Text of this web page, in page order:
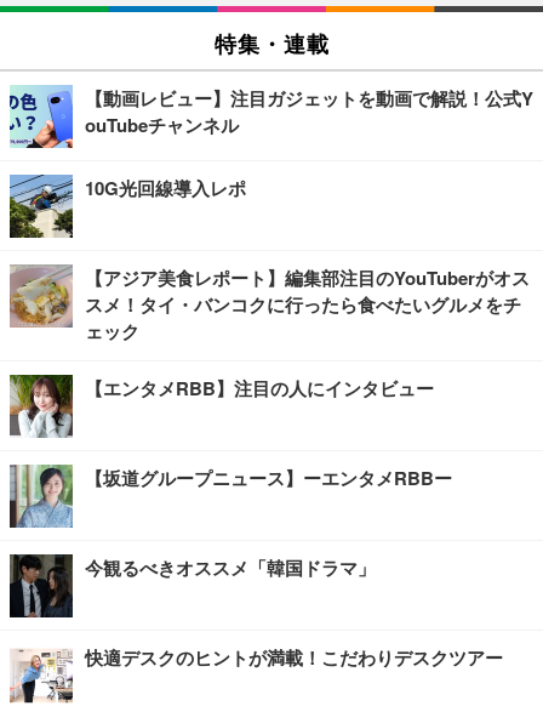
特集・連載
【動画レビュー】注目ガジェットを動画で解説！公式Y
ouTubeチャンネル
10G光回線導入レポ
【アジア美食レポート】編集部注目のYouTuberがオス
スメ！タイ・バンコクに行ったら食べたいグルメをチ
ェック
【エンタメRBB】注目の人にインタビュー
【坂道グループニュース】ーエンタメRBBー
今観るべきオススメ「韓国ドラマ」
快適デスクのヒントが満載！こだわりデスクツアー